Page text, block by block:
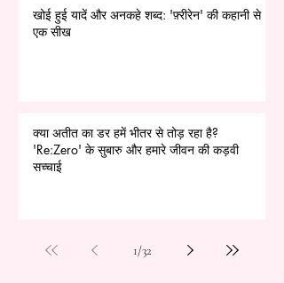
खोई हुई यादें और अनकहे शब्द: 'फ़्रीरेन' की कहानी से
एक सीख
क्या अतीत का डर हमें भीतर से तोड़ रहा है?
'Re:Zero' के सुबारु और हमारे जीवन की कड़वी
सच्चाई
1/32